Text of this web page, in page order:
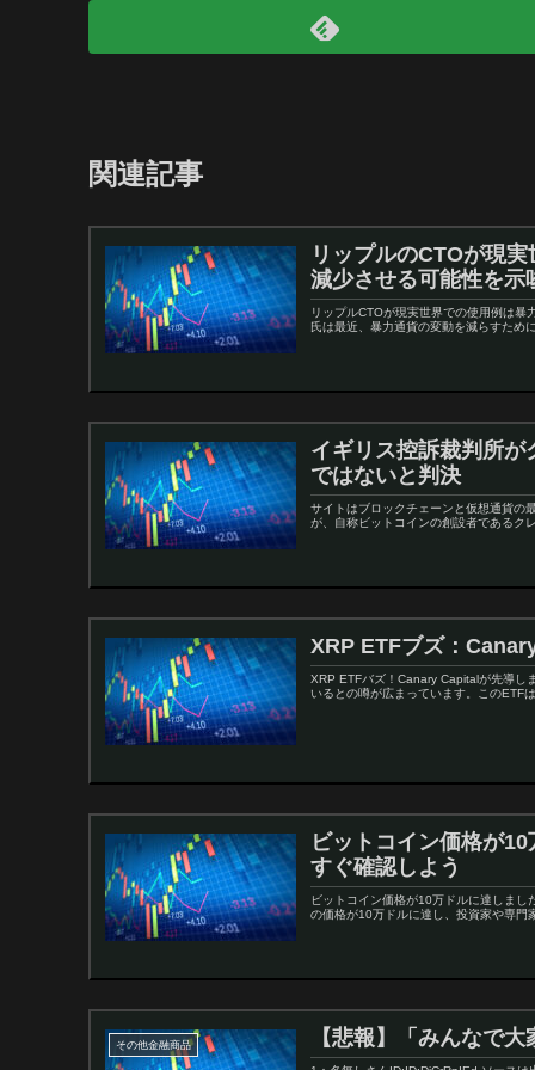
関連記事
リップルのCTOが現
減少させる可能性を示
リップルCTOが現実世界での使用例は
氏は最近、暴力通貨の変動を減らすため
イギリス控訴裁判所
ではないと判決
サイトはブロックチェーンと仮想通貨の
が、自称ビットコインの創設者であるク
XRP ETFブズ：
XRP ETFバズ！Canary Capitalが先導し
いるとの噂が広まっています。このETF
ビットコイン価格が
すぐ確認しよう
ビットコイン価格が10万ドルに達しま
の価格が10万ドルに達し、投資家や専門
その他金融商品 【悲報】「みんなで